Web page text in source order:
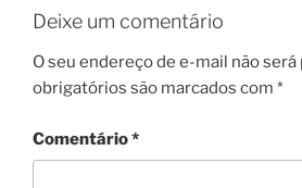
Deixe um comentário
O seu endereço de e-mail não será
obrigatórios são marcados com *
Comentário*